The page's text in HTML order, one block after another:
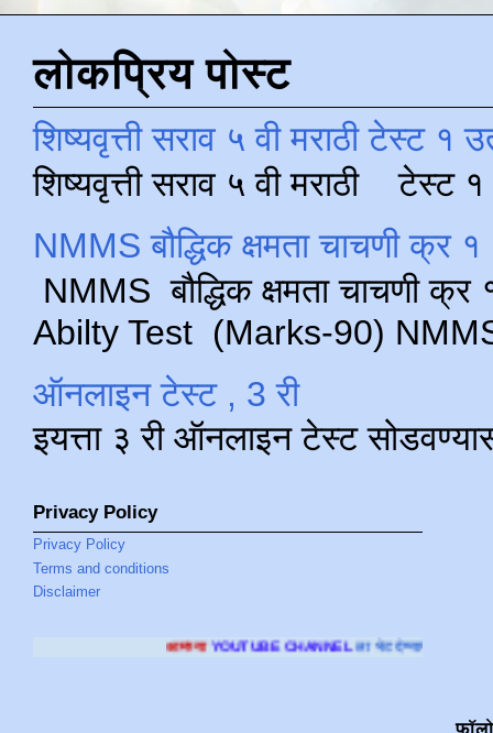
लोकप्रिय पोस्ट
शिष्यवृत्ती सराव ५ वी मराठी टेस्ट १
शिष्यवृत्ती सराव ५ वी मराठी टेस्ट
NMMS बौद्धिक क्षमता चाचणी क्र
NMMS बौद्धिक क्षमता चाचणी
Abilty Test (Marks-90) NMMS
ऑनलाइन टेस्ट , 3 री
इयत्ता ३ री ऑनलाइन टेस्ट
Privacy Policy
Privacy Policy
Terms and conditions
Disclaimer
YOUTUBE CHANNELला भेट देण्यासाठी क्लिक करा.